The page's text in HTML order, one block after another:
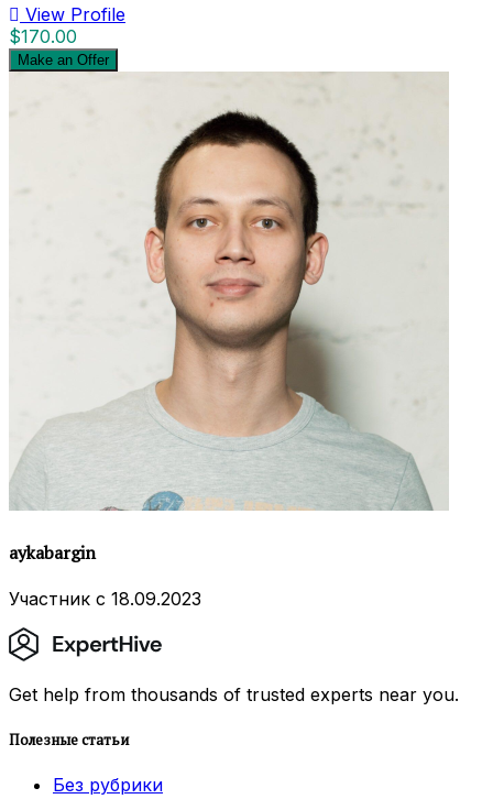
View Profile
$170.00
Make an Offer
aykabargin
Участник с 18.09.2023
Get help from thousands of trusted experts near you.
Полезные статьи
Без рубрики